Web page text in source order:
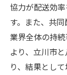
協力が配送効
す。また、共
業界全体の持
より、立川市
り、結果とし